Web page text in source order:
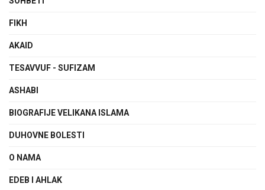
FIKH
AKAID
TESAVVUF - SUFIZAM
ASHABI
BIOGRAFIJE VELIKANA ISLAMA
DUHOVNE BOLESTI
O NAMA
EDEB I AHLAK